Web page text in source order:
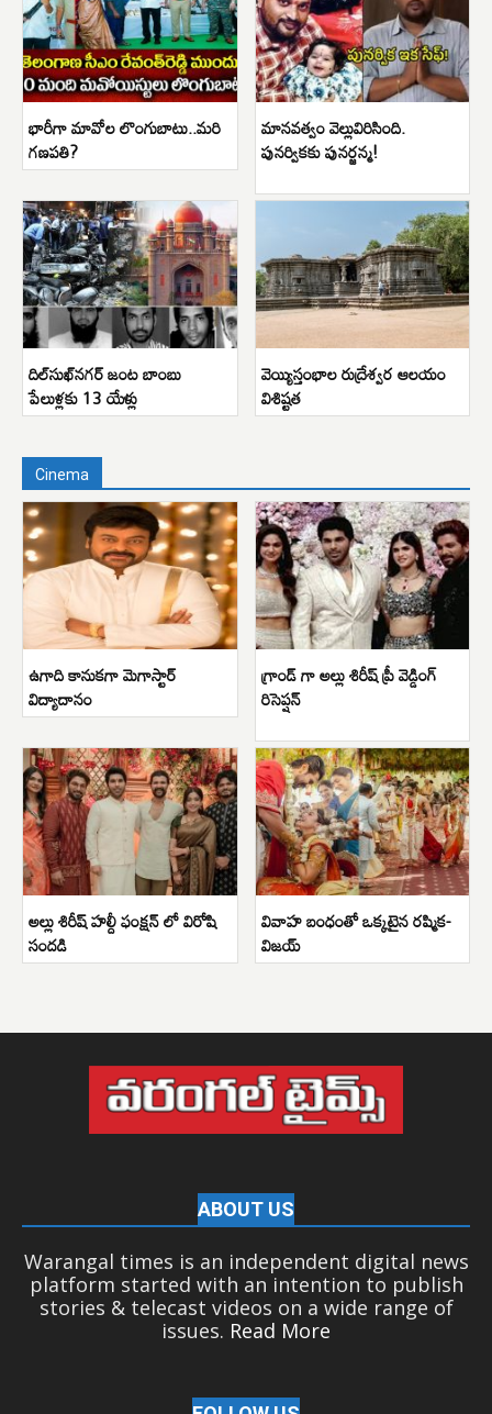
భారీగా మావోల లొంగుబాటు..మరి
గణపతి?
మానవత్వం వెల్లువిరిసింది.
పునర్వికకు పునర్జన్మ!
దిల్‌సుఖ్‌నగర్ జంట బాంబు
పేలుళ్లకు 13 యేళ్లు
వెయ్యిస్తంభాల రుద్రేశ్వర ఆలయం
విశిష్టత
Cinema
ఉగాది కానుకగా మెగాస్టార్
విద్యాదానం
గ్రాండ్ గా అల్లు శిరీష్ ప్రీ వెడ్డింగ్
రిసెప్షన్
అల్లు శిరీష్ హల్దీ ఫంక్షన్ లో విరోషి
సందడి
వివాహ బంధంతో ఒక్కటైన రష్మిక-
విజయ్
ABOUT US
Warangal times is an independent digital news
platform started with an intention to publish
stories & telecast videos on a wide range of
issues. Read More